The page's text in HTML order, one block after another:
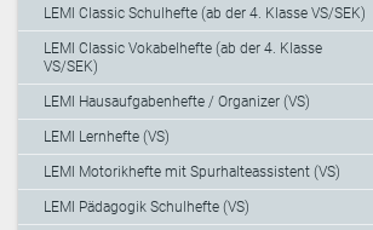
LEMI Classic Schulhefte (ab der 4. Klasse VS/SEK)
LEMI Classic Vokabelhefte (ab der 4. Klasse
VS/SEK)
LEMI Hausaufgabenhefte / Organizer (VS)
LEMI Lernhefte (VS)
LEMI Motorikhefte mit Spurhalteassistent (VS)
LEMI Pädagogik Schulhefte (VS)